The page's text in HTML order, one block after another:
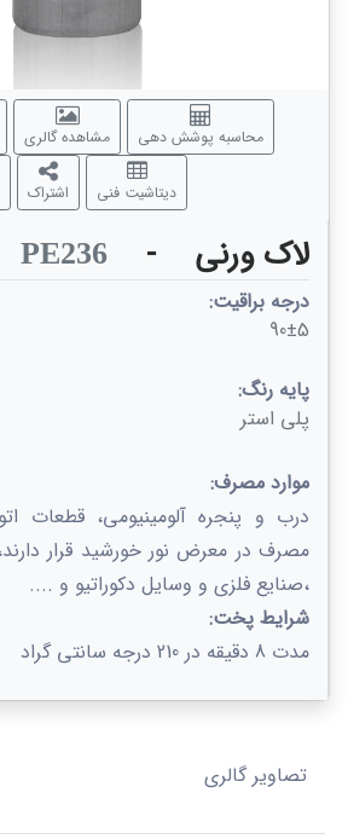
محاسبه پوشش دهی مشاهده گالری
دیتاشیت فنی اشتراک
لاک ورنی -
PE236
درجه براقیت:
90±5
پایه رنگ:
پلی استر
موارد مصرف:
درب و پنجره آلومینیومی، قطعات
مصرف در معرض نور خورشید قرار
،صنایع فلزی و وسایل دکوراتیو و ....
شرایط پخت:
مدت 8 دقیقه در 210 درجه سانتی گراد
تصاویر گالری